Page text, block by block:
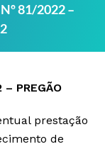
81/2022 –
– PREGÃO
prestação
de